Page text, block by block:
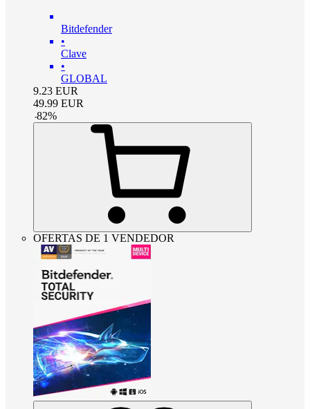
Bitdefender
•
Clave
•
GLOBAL
9.23 EUR
49.99 EUR
-82%
OFERTAS DE 1 VENDEDOR